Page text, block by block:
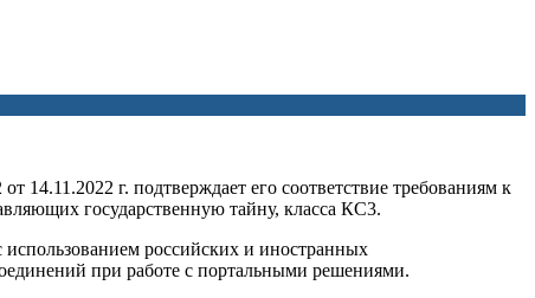
14.11.2022 г. подтверждает его соответствие требованиям к
государственную тайну, класса КС3.
российских и иностранных
при работе с портальными решениями.